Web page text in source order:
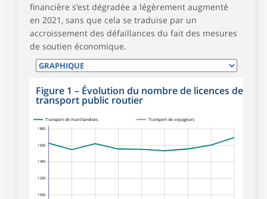
financière s’est dégradée a légèrement augmenté
en 2021, sans que cela se traduise par un
accroissement des défaillances du fait des mesures
de soutien économique.
Figure 1 – Évolution du nombre de licences de
transport public routier
1 000
1 200
1 400
1 600
1 800
Transport de marchandises Transport de voyageurs